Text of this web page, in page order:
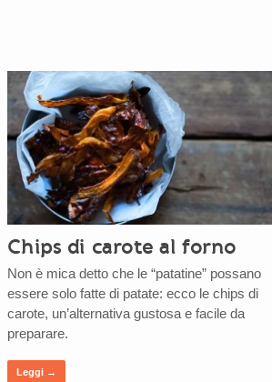
Chips di carote al forno
Non è mica detto che le “patatine” possano
essere solo fatte di patate: ecco le chips di
carote, un’alternativa gustosa e facile da
preparare.
Leggi →